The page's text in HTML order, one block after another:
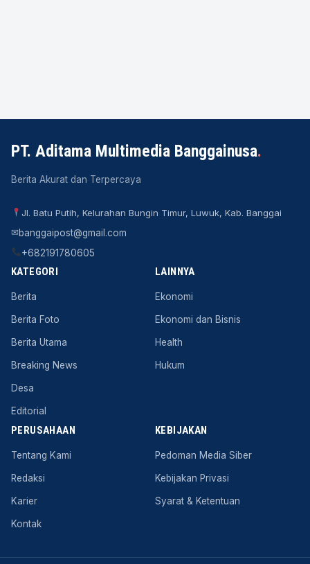
PT. Aditama Multimedia Banggainusa.
Berita Akurat dan Terpercaya
Jl. Batu Putih, Kelurahan Bungin Timur, Luwuk, Kab. Banggai
✉banggaipost@gmail.com
+682191780605
KATEGORI
Berita
Berita Foto
Berita Utama
Breaking News
Desa
Editorial
LAINNYA
Ekonomi
Ekonomi dan Bisnis
Health
Hukum
PERUSAHAAN
Tentang Kami
Redaksi
Karier
Kontak
KEBIJAKAN
Pedoman Media Siber
Kebijakan Privasi
Syarat & Ketentuan